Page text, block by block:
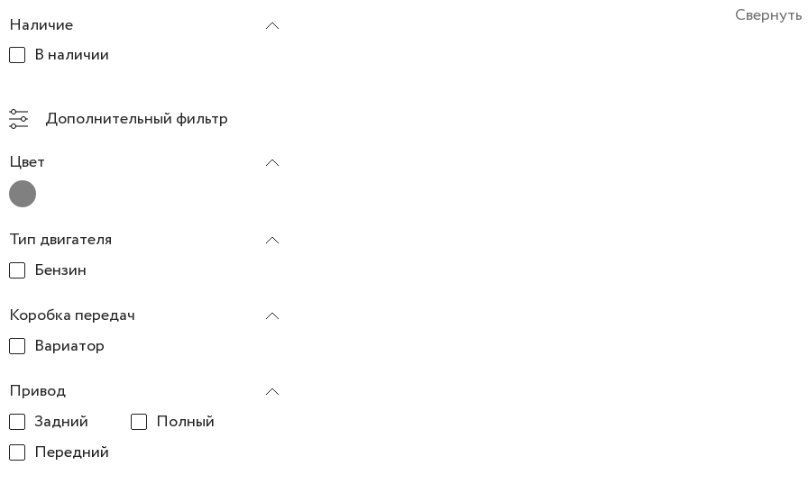
Наличие
В наличии
Дополнительный фильтр
Цвет
Тип двигателя
Бензин
Коробка передач
Вариатор
Привод
Задний
Полный
Передний
Свернуть